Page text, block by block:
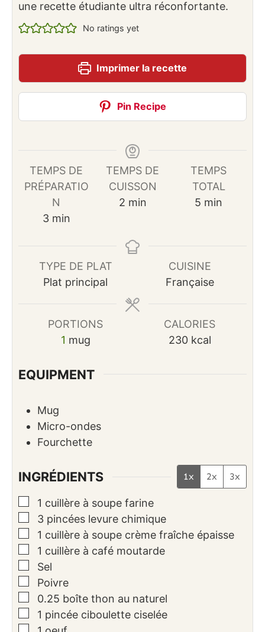
une recette étudiante ultra réconfortante.
No ratings yet
Imprimer la recette
Pin Recipe
TEMPS DE
PRÉPARATIO
N
3minutes
min
TEMPS DE
CUISSON
2minutes
min
TEMPS
TOTAL
5 minutes
min
TYPE DE PLAT
Plat principal
CUISINE
Française
PORTIONS
1 mug
CALORIES
230 kcal
EQUIPMENT
Mug
Micro-ondes
Fourchette
INGRÉDIENTS 1x 2x 3x
▢
1 cuillère à soupe farine
▢
3 pincées levure chimique
▢
1 cuillère à soupe crème fraîche épaisse
▢
1 cuillère à café moutarde
▢
Sel
▢
Poivre
▢
0.25 boîte thon au naturel
▢
1 pincée ciboulette ciselée
▢